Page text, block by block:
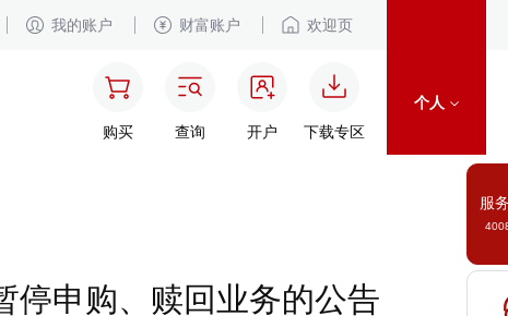
服
我的账户 财富账户 欢迎页
购买 查询 开户 下载专区
个人
停申购、赎回业务的公告